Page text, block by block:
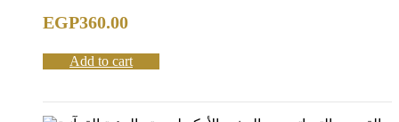
EGP360.00
Add to cart